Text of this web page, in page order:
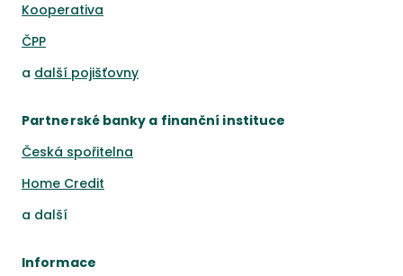
Kooperativa
ČPP
a další pojišťovny
Partnerské banky a finanční instituce
Česká spořitelna
Home Credit
a další
Informace